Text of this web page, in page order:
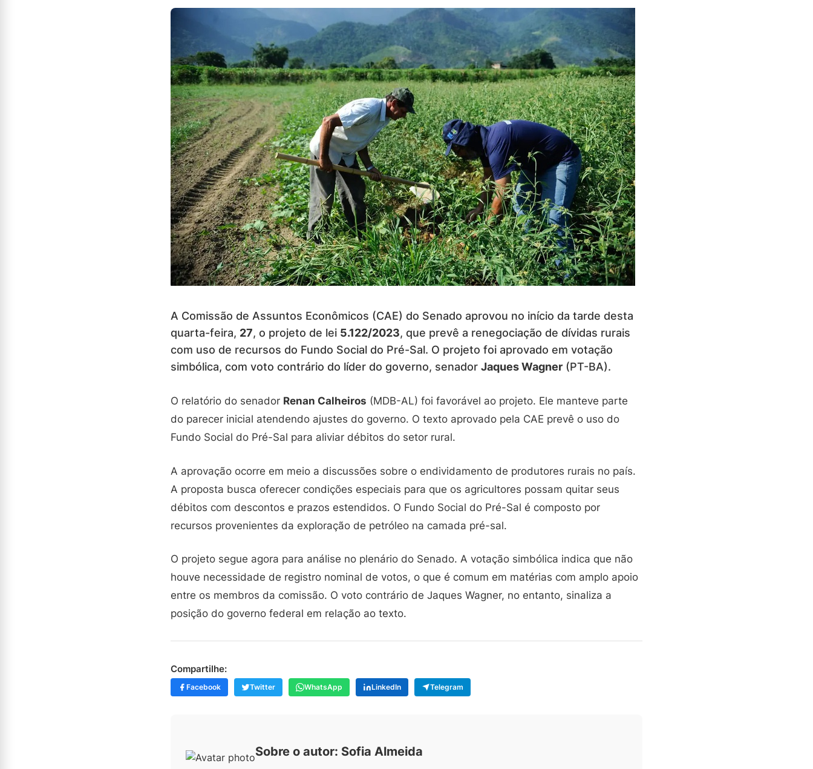
A Comissão de Assuntos Econômicos (CAE) do Senado aprovou no início da tarde desta
quarta-feira, 27, o projeto de lei 5.122/2023, que prevê a renegociação de dívidas rurais
com uso de recursos do Fundo Social do Pré-Sal. O projeto foi aprovado em votação
simbólica, com voto contrário do líder do governo, senador Jaques Wagner (PT-BA).
O relatório do senador Renan Calheiros (MDB-AL) foi favorável ao projeto. Ele manteve parte
do parecer inicial atendendo ajustes do governo. O texto aprovado pela CAE prevê o uso do
Fundo Social do Pré-Sal para aliviar débitos do setor rural.
A aprovação ocorre em meio a discussões sobre o endividamento de produtores rurais no país.
A proposta busca oferecer condições especiais para que os agricultores possam quitar seus
débitos com descontos e prazos estendidos. O Fundo Social do Pré-Sal é composto por
recursos provenientes da exploração de petróleo na camada pré-sal.
O projeto segue agora para análise no plenário do Senado. A votação simbólica indica que não
houve necessidade de registro nominal de votos, o que é comum em matérias com amplo apoio
entre os membros da comissão. O voto contrário de Jaques Wagner, no entanto, sinaliza a
posição do governo federal em relação ao texto.
Compartilhe:
Facebook Twitter WhatsApp LinkedIn Telegram
Sobre o autor: Sofia Almeida